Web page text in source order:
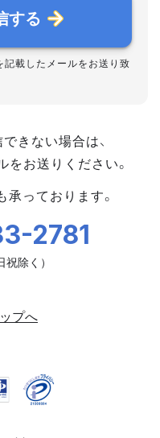
する
記載したメールをお送り致
きない場合は、
をお送りください。
っております。
2781
プへ